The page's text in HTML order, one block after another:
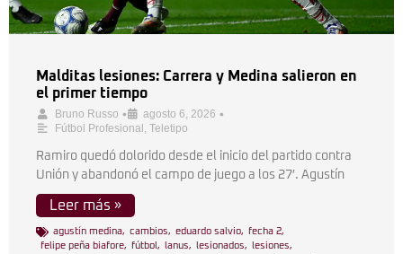
Malditas lesiones: Carrera y Medina salieron en
el primer tiempo
Bruno Russo • agosto 6, 2026 •
Fútbol Profesional , Teletipo
Ramiro quedó dolorido desde el inicio del partido contra
Unión y abandonó el campo de juego a los 27′. Agustín
Leer más »
agustín medina, cambios, eduardo salvio, fecha 2,
felipe peña biafore, fútbol , lanus, lesionados, lesiones,